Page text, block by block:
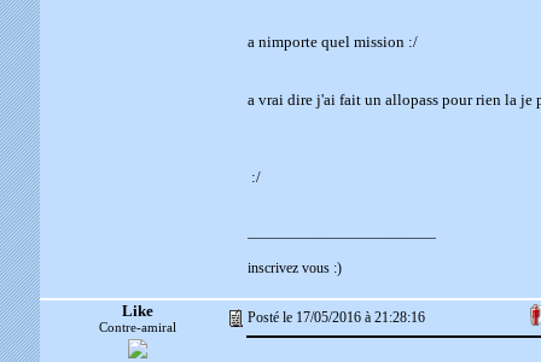
a nimporte quel mission :/
a vrai dire j'ai fait un allopass pour rien la je
:/
inscrivez vous :)
Like
Contre-amiral
Posté le 17/05/2016 à 21:28:16